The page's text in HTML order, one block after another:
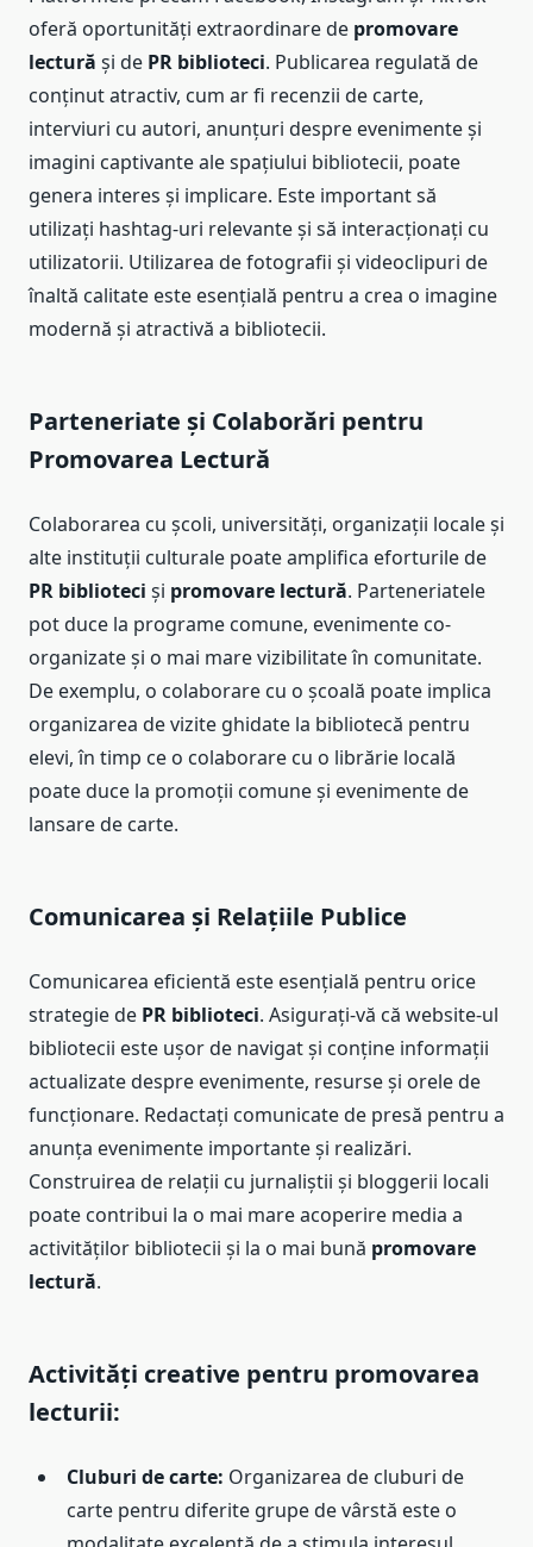
oferă oportunități extraordinare de promovare
lectură și de PR biblioteci. Publicarea regulată de
conținut atractiv, cum ar fi recenzii de carte,
interviuri cu autori, anunțuri despre evenimente și
imagini captivante ale spațiului bibliotecii, poate
genera interes și implicare. Este important să
utilizați hashtag-uri relevante și să interacționați cu
utilizatorii. Utilizarea de fotografii și videoclipuri de
înaltă calitate este esențială pentru a crea o imagine
modernă și atractivă a bibliotecii.
Parteneriate și Colaborări pentru
Promovarea Lectură
Colaborarea cu școli, universități, organizații locale și
alte instituții culturale poate amplifica eforturile de
PR biblioteci și promovare lectură. Parteneriatele
pot duce la programe comune, evenimente co-
organizate și o mai mare vizibilitate în comunitate.
De exemplu, o colaborare cu o școală poate implica
organizarea de vizite ghidate la bibliotecă pentru
elevi, în timp ce o colaborare cu o librărie locală
poate duce la promoții comune și evenimente de
lansare de carte.
Comunicarea și Relațiile Publice
Comunicarea eficientă este esențială pentru orice
strategie de PR biblioteci. Asigurați-vă că website-ul
bibliotecii este ușor de navigat și conține informații
actualizate despre evenimente, resurse și orele de
funcționare. Redactați comunicate de presă pentru a
anunța evenimente importante și realizări.
Construirea de relații cu jurnaliștii și bloggerii locali
poate contribui la o mai mare acoperire media a
activităților bibliotecii și la o mai bună promovare
lectură.
Activități creative pentru promovarea
lecturii:
Cluburi de carte: Organizarea de cluburi de
carte pentru diferite grupe de vârstă este o